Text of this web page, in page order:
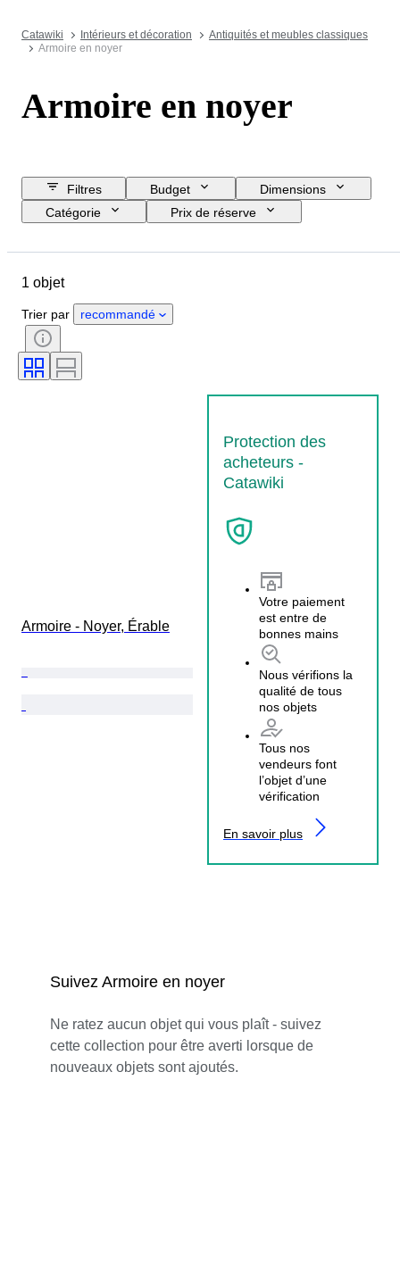
Catawiki Intérieurs et décoration
Antiquités et meubles classiques
Armoire en noyer
Armoire en noyer
Filtres Budget
Dimensions
Catégorie
Prix de réserve
État
Époque
1 objet
Trier par recommandé
Armoire - Noyer, Érable
Protection des
acheteurs -
Catawiki
Votre paiement
est entre de
bonnes mains
Nous vérifions la
qualité de tous
nos objets
Tous nos
vendeurs font
l’objet d’une
vérification
En savoir plus
Suivez Armoire en noyer
Ne ratez aucun objet qui vous plaît - suivez
cette collection pour être averti lorsque de
nouveaux objets sont ajoutés.